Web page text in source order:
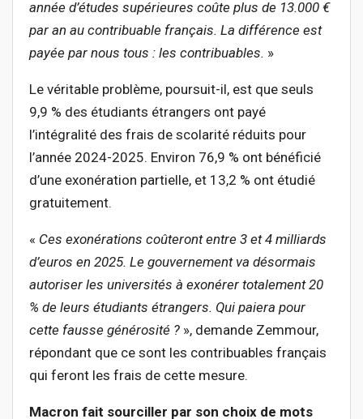
année d’études supérieures coûte plus de 13.000 €
par an au contribuable français. La différence est
payée par nous tous : les contribuables. »
Le véritable problème, poursuit-il, est que seuls
9,9 % des étudiants étrangers ont payé
l’intégralité des frais de scolarité réduits pour
l’année 2024-2025. Environ 76,9 % ont bénéficié
d’une exonération partielle, et 13,2 % ont étudié
gratuitement.
« Ces exonérations coûteront entre 3 et 4 milliards
d’euros en 2025. Le gouvernement va désormais
autoriser les universités à exonérer totalement 20
% de leurs étudiants étrangers. Qui paiera pour
cette fausse générosité ? », demande Zemmour,
répondant que ce sont les contribuables français
qui feront les frais de cette mesure.
Macron fait sourciller par son choix de mots